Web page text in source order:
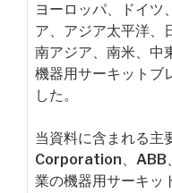
ヨーロッパ、ドイツ
ア、アジア太平洋、
南アジア、南米、中
機器用サーキットブ
した。
当資料に含まれる
Corporation、ABB
業の機器用サーキッ